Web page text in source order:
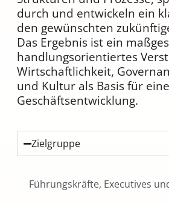
durch und entwickeln ein
den gewünschten
Das Ergebnis ist ein
handlungsorientiertes
Wirtschaftlichkeit,
und Kultur als Basis für
Geschäftsentwicklung.
Zielgruppe
Führungskräfte, Executives